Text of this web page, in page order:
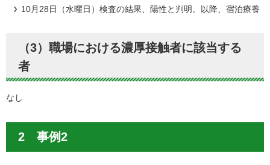
10月28日（水曜日）検査の結果、陽性と判明。以降、宿泊療養
（3）職場における濃厚接触者に該当する
者
なし
2 事例2